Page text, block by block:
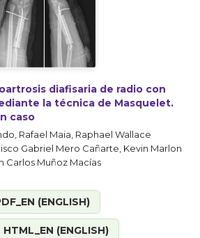
diafisaria de radio con
la técnica de Masquelet.
caso
Rafael Maia, Raphael Wallace
Gabriel Mero Cañarte, Kevin Marlon
Carlos Muñoz Macías
(ENGLISH)
HTML_EN (ENGLISH)